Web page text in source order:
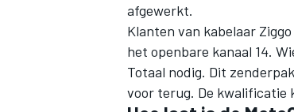
afgewerkt.
Klanten van kabelaar
het openbare kanaal 14.
Totaal nodig. Dit
voor terug. De kwalificatie